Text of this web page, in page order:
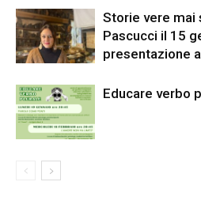
Storie vere mai
Pascucci il 15
presentazione
Educare verbo